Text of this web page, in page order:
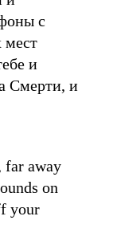
с
мест
и
Смерти, и
far away
on
your